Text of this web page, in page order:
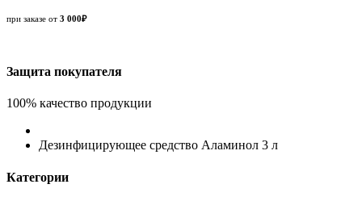
при заказе от 3 000₽
Защита покупателя
100% качество продукции
Дезинфицирующее средство Аламинол 3 л
Категории